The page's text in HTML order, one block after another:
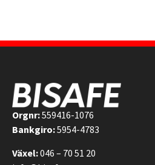
Orgnr:559416-1076
Bankgiro:5954-4783
Växel:046 – 70 51 20